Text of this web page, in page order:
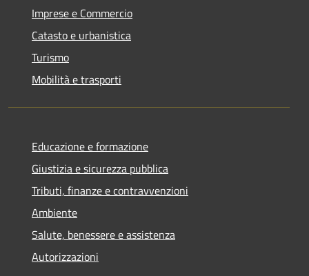
Imprese e Commercio
Catasto e urbanistica
Turismo
Mobilità e trasporti
Educazione e formazione
Giustizia e sicurezza pubblica
Tributi, finanze e contravvenzioni
Ambiente
Salute, benessere e assistenza
Autorizzazioni